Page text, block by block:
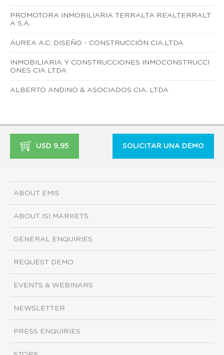
PROMOTORA INMOBILIARIA TERRALTA REALTERRALT
A S.A.
ÁUREA A.C. DISEÑO - CONSTRUCCIÓN CIA.LTDA
INMOBILIARIA Y CONSTRUCCIONES INMOCONSTRUCCI
ONES CIA LTDA
ALBERTO ANDINO & ASOCIADOS CIA. LTDA
USD 9,95 SOLICITAR UNA DEMO
ABOUT EMIS
ABOUT ISI MARKETS
GENERAL ENQUIRIES
REQUEST DEMO
EVENTS & WEBINARS
NEWSLETTER
PRESS ENQUIRIES